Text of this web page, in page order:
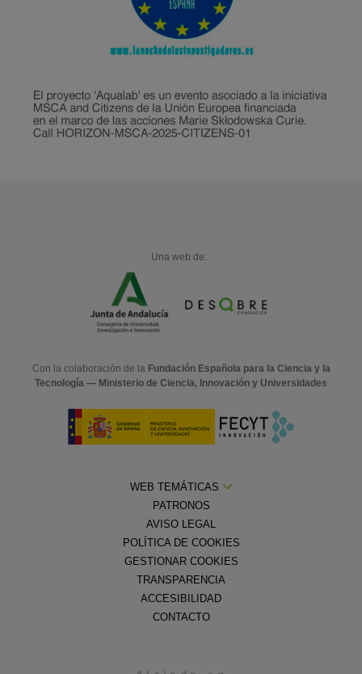
Una web de:
Con la colaboración de la Fundación Española para la Ciencia y la
Tecnología — Ministerio de Ciencia, Innovación y Universidades
WEB TEMÁTICAS
PATRONOS
AVISO LEGAL
POLÍTICA DE COOKIES
GESTIONAR COOKIES
TRANSPARENCIA
ACCESIBILIDAD
CONTACTO